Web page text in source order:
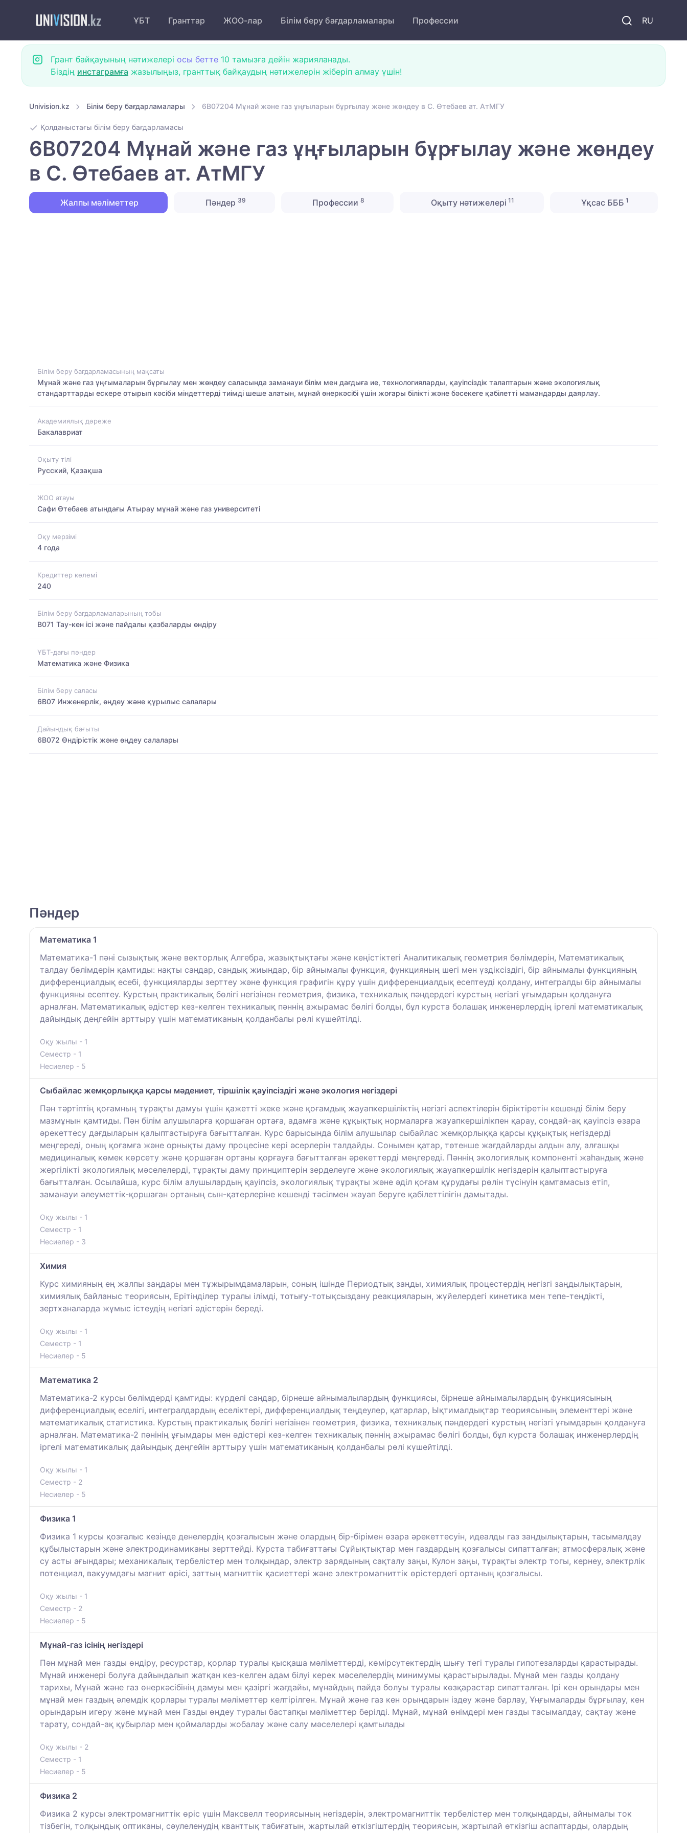
RU
ҰБТ Гранттар ЖОО-лар Білім беру бағдарламалары Профессии
Грант байқауының нәтижелері осы бетте 10 тамызға дейін жарияланады.
Біздің инстаграмға жазылыңыз, гранттық байқаудың нәтижелерін жіберіп алмау үшін!
Univision.kz Білім беру бағдарламалары 6B07204 Мұнай және газ ұңғыларын бұрғылау және жөндеу в С. Өтебаев ат. АтМГУ
Қолданыстағы білім беру бағдарламасы
6B07204 Мұнай және газ ұңғыларын бұрғылау және жөндеу
в С. Өтебаев ат. АтМГУ
Жалпы мәліметтер Пәндер 39 Профессии8 Оқыту нәтижелері 11 Ұқсас БББ 1
Білім беру бағдарламасының мақсаты
Мұнай және газ ұңғымаларын бұрғылау мен жөндеу саласында заманауи білім мен дағдыға ие, технологияларды, қауіпсіздік талаптарын және экологиялық
стандарттарды ескере отырып кәсіби міндеттерді тиімді шеше алатын, мұнай өнеркәсібі үшін жоғары білікті және бәсекеге қабілетті мамандарды даярлау.
Академиялық дәреже
Бакалавриат
Оқыту тілі
Русский, Қазақша
ЖОО атауы
Сафи Өтебаев атындағы Атырау мұнай және газ университеті
Оқу мерзімі
4 года
Кредиттер көлемі
240
Білім беру бағдарламаларының тобы
B071 Тау-кен ісі және пайдалы қазбаларды өндіру
ҰБТ-дағы пәндер
Математика және Физика
Білім беру саласы
6B07 Инженерлік, өңдеу және құрылыс салалары
Дайындық бағыты
6B072 Өндірістік және өңдеу салалары
Пәндер
Математика 1
Математика-1 пәні сызықтық және векторлық Алгебра, жазықтықтағы және кеңістіктегі Аналитикалық геометрия бөлімдерін, Математикалық
талдау бөлімдерін қамтиды: нақты сандар, сандық жиындар, бір айнымалы функция, функцияның шегі мен үздіксіздігі, бір айнымалы функцияның
дифференциалдық есебі, функцияларды зерттеу және функция графигін құру үшін дифференциалдық есептеуді қолдану, интегралды бір айнымалы
функцияны есептеу. Курстың практикалық бөлігі негізінен геометрия, физика, техникалық пәндердегі курстың негізгі ұғымдарын қолдануға
арналған. Математикалық әдістер кез-келген техникалық пәннің ажырамас бөлігі болды, бұл курста болашақ инженерлердің іргелі математикалық
дайындық деңгейін арттыру үшін математиканың қолданбалы рөлі күшейтілді.
Оқу жылы - 1
Семестр - 1
Несиелер - 5
Сыбайлас жемқорлыққа қарсы мәдениет, тіршілік қауіпсіздігі және экология негіздері
Пән тәртіптің қоғамның тұрақты дамуы үшін қажетті жеке және қоғамдық жауапкершіліктің негізгі аспектілерін біріктіретін кешенді білім беру
мазмұнын қамтиды. Пән білім алушыларға қоршаған ортаға, адамға және құқықтық нормаларға жауапкершілікпен қарау, сондай-ақ қауіпсіз өзара
әрекеттесу дағдыларын қалыптастыруға бағытталған. Курс барысында білім алушылар сыбайлас жемқорлыққа қарсы құқықтық негіздерді
меңгереді, оның қоғамға және орнықты даму процесіне кері әсерлерін талдайды. Сонымен қатар, төтенше жағдайларды алдын алу, алғашқы
медициналық көмек көрсету және қоршаған ортаны қорғауға бағытталған әрекеттерді меңгереді. Пәннің экологиялық компоненті жаһандық және
жергілікті экологиялық мәселелерді, тұрақты даму принциптерін зерделеуге және экологиялық жауапкершілік негіздерін қалыптастыруға
бағытталған. Осылайша, курс білім алушылардың қауіпсіз, экологиялық тұрақты және әділ қоғам құрудағы рөлін түсінуін қамтамасыз етіп,
заманауи әлеуметтік-қоршаған ортаның сын-қатерлеріне кешенді тәсілмен жауап беруге қабілеттілігін дамытады.
Оқу жылы - 1
Семестр - 1
Несиелер - 3
Химия
Курс химияның ең жалпы заңдары мен тұжырымдамаларын, соның ішінде Периодтық заңды, химиялық процестердің негізгі заңдылықтарын,
химиялық байланыс теориясын, Ерітінділер туралы ілімді, тотығу-тотықсыздану реакцияларын, жүйелердегі кинетика мен тепе-теңдікті,
зертханаларда жұмыс істеудің негізгі әдістерін береді.
Оқу жылы - 1
Семестр - 1
Несиелер - 5
Математика 2
Математика-2 курсы бөлімдерді қамтиды: күрделі сандар, бірнеше айнымалылардың функциясы, бірнеше айнымалылардың функциясының
дифференциалдық еселігі, интегралдардың еселіктері, дифференциалдық теңдеулер, қатарлар, Ықтималдықтар теориясының элементтері және
математикалық статистика. Курстың практикалық бөлігі негізінен геометрия, физика, техникалық пәндердегі курстың негізгі ұғымдарын қолдануға
арналған. Математика-2 пәнінің ұғымдары мен әдістері кез-келген техникалық пәннің ажырамас бөлігі болды, бұл курста болашақ инженерлердің
іргелі математикалық дайындық деңгейін арттыру үшін математиканың қолданбалы рөлі күшейтілді.
Оқу жылы - 1
Семестр - 2
Несиелер - 5
Физика 1
Физика 1 курсы қозғалыс кезінде денелердің қозғалысын және олардың бір-бірімен өзара әрекеттесуін, идеалды газ заңдылықтарын, тасымалдау
құбылыстарын және электродинамиканы зерттейді. Курста табиғаттағы Сұйықтықтар мен газдардың қозғалысы сипатталған; атмосфералық және
су асты ағындары; механикалық тербелістер мен толқындар, электр зарядының сақталу заңы, Кулон заңы, тұрақты электр тогы, кернеу, электрлік
потенциал, вакуумдағы магнит өрісі, заттың магниттік қасиеттері және электромагниттік өрістердегі ортаның қозғалысы.
Оқу жылы - 1
Семестр - 2
Несиелер - 5
Мұнай-газ ісінің негіздері
Пән мұнай мен газды өндіру, ресурстар, қорлар туралы қысқаша мәліметтерді, көмірсутектердің шығу тегі туралы гипотезаларды қарастырады.
Мұнай инженері болуға дайындалып жатқан кез-келген адам білуі керек мәселелердің минимумы қарастырылады. Мұнай мен газды қолдану
тарихы, Мұнай және газ өнеркәсібінің дамуы мен қазіргі жағдайы, мұнайдың пайда болуы туралы көзқарастар сипатталған. Ірі кен орындары мен
мұнай мен газдың әлемдік қорлары туралы мәліметтер келтірілген. Мұнай және газ кен орындарын іздеу және барлау, Ұңғымаларды бұрғылау, кен
орындарын игеру және мұнай мен Газды өңдеу туралы бастапқы мәліметтер берілді. Мұнай, мұнай өнімдері мен газды тасымалдау, сақтау және
тарату, сондай-ақ құбырлар мен қоймаларды жобалау және салу мәселелері қамтылады
Оқу жылы - 2
Семестр - 1
Несиелер - 5
Физика 2
Физика 2 курсы электромагниттік өріс үшін Максвелл теориясының негіздерін, электромагниттік тербелістер мен толқындарды, айнымалы ток
тізбегін, толқындық оптиканы, сәулеленудің кванттық табиғатын, жартылай өткізгіштердің теориясын, жартылай өткізгіш аспаптарды, олардың